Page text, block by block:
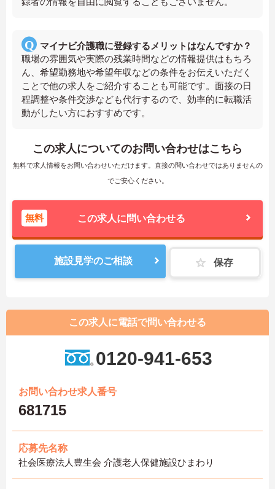
マイナビ介護職に登録するメリットはなんですか？
職場の雰囲気や実際の残業時間などの情報提供はもちろ
ん、希望勤務地や希望年収などの条件をお伝えいただく
ことで他の求人をご紹介することも可能です。面接の日
程調整や条件交渉なども代行するので、効率的に転職活
動がしたい方におすすめです。
この求人についてのお問い合わせはこちら
無料で求人情報をお問い合わせいただけます。直接の問い合わせではありませんの
でご安心ください。
無料 この求人に問い合わせる
施設見学のご相談 保存
この求人に電話で問い合わせる
0120-941-653
お問い合わせ求人番号
681715
応募先名称
社会医療法人豊生会 介護老人保健施設ひまわり